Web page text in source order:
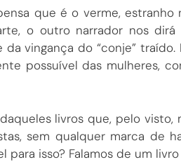
que é o verme, estranho
o outro narrador nos
vingança do “conje” traído.
possuível das mulheres,
livros que, pelo
sem qualquer marca de
para isso? Falamos de um